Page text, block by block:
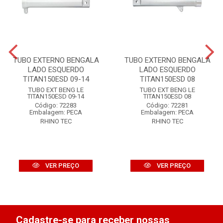
TUBO EXTERNO BENGALA
LADO ESQUERDO
TITAN150ESD 09-14
TUBO EXT BENG LE
TITAN150ESD 09-14
Código: 72283
Embalagem: PECA
RHINO TEC
VER PREÇO
TUBO EXTERNO BENGALA
LADO ESQUERDO
TITAN150ESD 08
TUBO EXT BENG LE
TITAN150ESD 08
Código: 72281
Embalagem: PECA
RHINO TEC
VER PREÇO
Cadastre-se para receber nossas